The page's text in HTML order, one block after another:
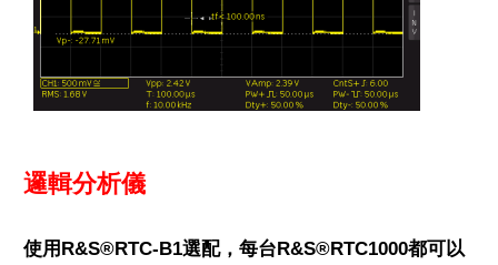
邏輯分析儀
使用R&S®RTC-B1選配，每台R&S®RTC1000都可以